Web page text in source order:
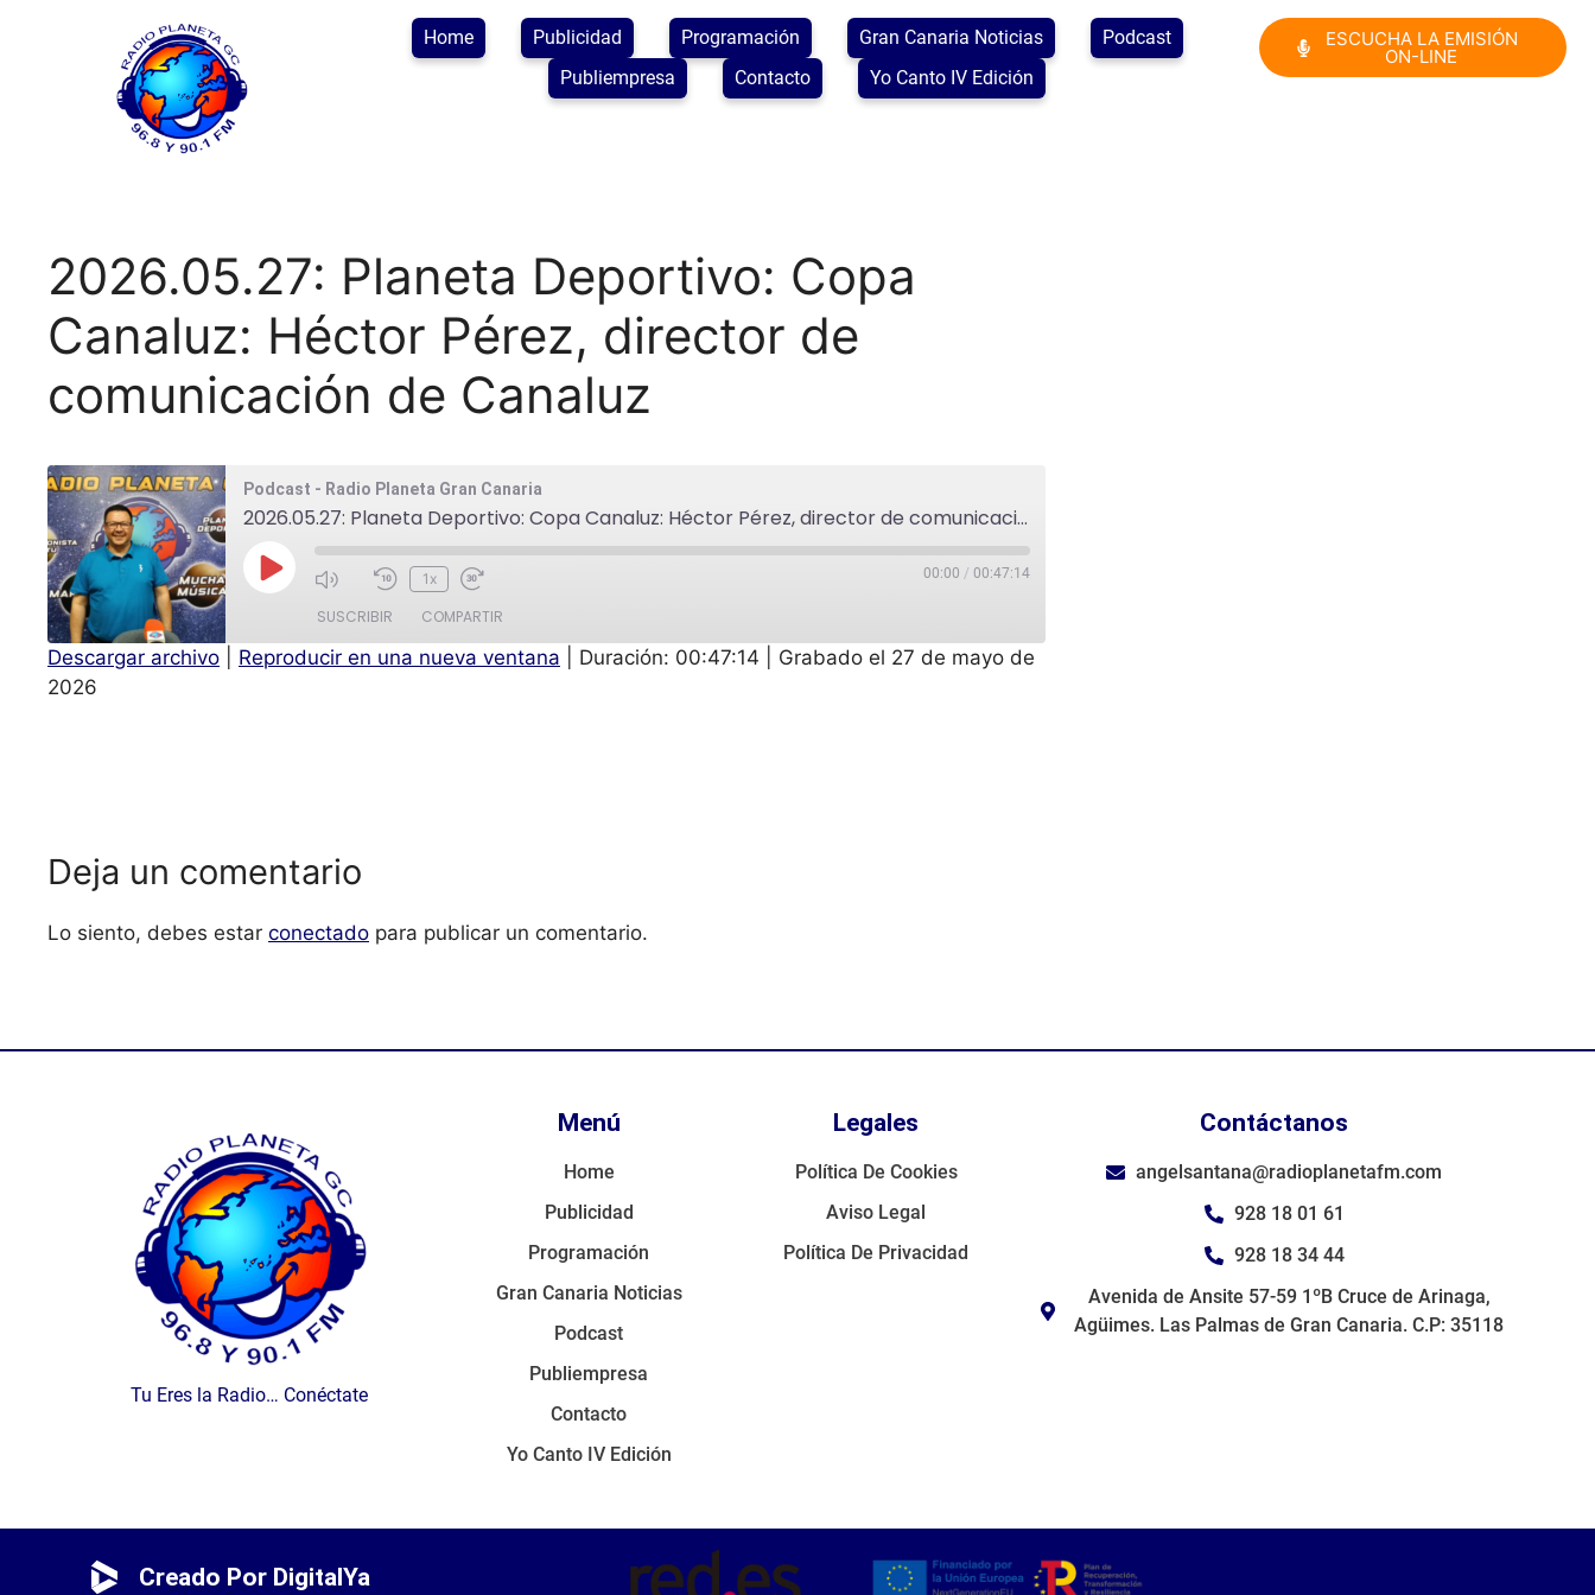
Home Publicidad Programación Gran Canaria Noticias
Podcast
Publiempresa
Contacto Yo Canto IV Edición
ESCUCHA LA EMISIÓN
ON-LINE
2026.05.27: Planeta Deportivo: Copa
Canaluz: Héctor Pérez, director de
comunicación de Canaluz
Podcast - Radio Planeta Gran Canaria
2026.05.27: Planeta Deportivo: Copa Canaluz: Héctor Pérez, director de comunicación de Canaluz
1x 00:00 / 00:47:14
SUSCRIBIR COMPARTIR
COMPAR
TIR
Descargar archivo Reproducir en una nueva ventana Duración: 00:47:14
Grabado el 27 de mayo de
2026
Deja un comentario
Lo siento, debes estar conectado para publicar un comentario.
Tu Eres la Radio… Conéctate
Menú
Home
Publicidad
Programación
Gran Canaria Noticias
Podcast
Publiempresa
Contacto
Yo Canto IV Edición
Legales
Política De Cookies
Aviso Legal
Política De Privacidad
Contáctanos
angelsantana@radioplanetafm.com
928 18 01 61
928 18 34 44
Avenida de Ansite 57-59 1ºB Cruce de Arinaga,
Agüimes. Las Palmas de Gran Canaria. C.P: 35118
Creado Por DigitalYa